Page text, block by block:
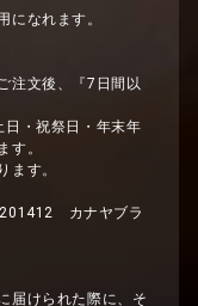
になれます。
注文後、『7日間以
日・祝祭日・年末年
す。
ます。
カナヤブラ
届けられた際に、そ